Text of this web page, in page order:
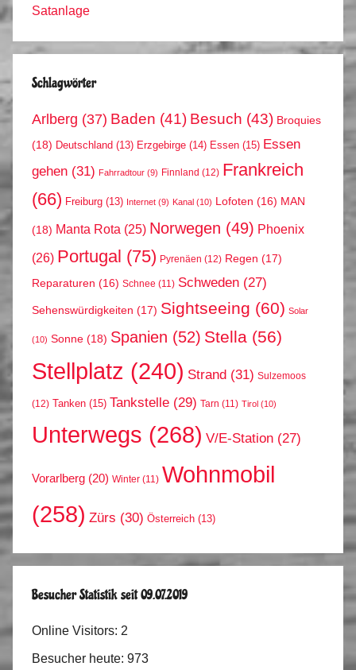
Satanlage
Schlagwörter
Arlberg (37) Baden (41) Besuch (43) Broquies
(18) Deutschland (13) Erzgebirge (14) Essen (15) Essen
gehen (31) Fahrradtour (9) Finnland (12) Frankreich
(66) Freiburg (13) Internet (9) Kanal (10) Lofoten (16) MAN
(18) Manta Rota (25) Norwegen (49) Phoenix
(26) Portugal (75) Pyrenäen (12) Regen (17)
Reparaturen (16) Schnee (11) Schweden (27)
Sehenswürdigkeiten (17) Sightseeing (60) Solar
(10) Sonne (18) Spanien (52) Stella (56)
Stellplatz (240) Strand (31) Sulzemoos
(12) Tanken (15) Tankstelle (29) Tarn (11) Tirol (10)
Unterwegs (268) V/E-Station (27)
Vorarlberg (20) Winter (11) Wohnmobil
(258) Zürs (30) Österreich (13)
Besucher Statistik seit 09.07.2019
Online Visitors: 2
Besucher heute: 973